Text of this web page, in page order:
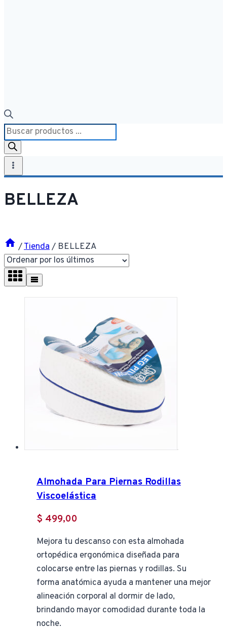
Búsqueda
de
productos
BELLEZA
/Tienda/ BELLEZA
Almohada Para Piernas Rodillas
Viscoelástica
$ 499,00
Mejora tu descanso con esta almohada
ortopédica ergonómica diseñada para
colocarse entre las piernas y rodillas. Su
forma anatómica ayuda a mantener una mejor
alineación corporal al dormir de lado,
brindando mayor comodidad durante toda la
noche.